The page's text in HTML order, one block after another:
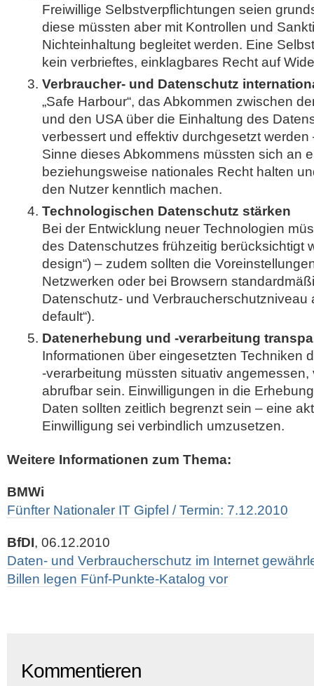
Freiwillige Selbstverpflichtungen seien
diese müssten aber mit Kontrollen und
Nichteinhaltung begleitet werden. Eine
kein verbrieftes, einklagbares Recht auf
Verbraucher- und Datenschutz
„Safe Harbour“, das Abkommen zwischen
und den USA über die Einhaltung des
verbessert und effektiv durchgesetzt werden
Sinne dieses Abkommens müssten sich an
beziehungsweise nationales Recht halten
den Nutzer kenntlich machen.
Technologischen Datenschutz stärken
Bei der Entwicklung neuer Technologien
des Datenschutzes frühzeitig berücksichtigt
design“) – zudem sollten die
Netzwerken oder bei Browsern
Datenschutz- und Verbraucherschutzniveau
default“).
Datenerhebung und -verarbeitung
Informationen über eingesetzten Techniken
-verarbeitung müssten situativ
abrufbar sein. Einwilligungen in die
Daten sollten zeitlich begrenzt sein – eine
Einwilligung sei verbindlich umzusetzen.
Weitere Informationen zum Thema:
BMWi
Fünfter Nationaler IT Gipfel / Termin: 7.12.2010
BfDI, 06.12.2010
Daten- und Verbraucherschutz im Internet
Billen legen Fünf-Punkte-Katalog vor
Kommentieren